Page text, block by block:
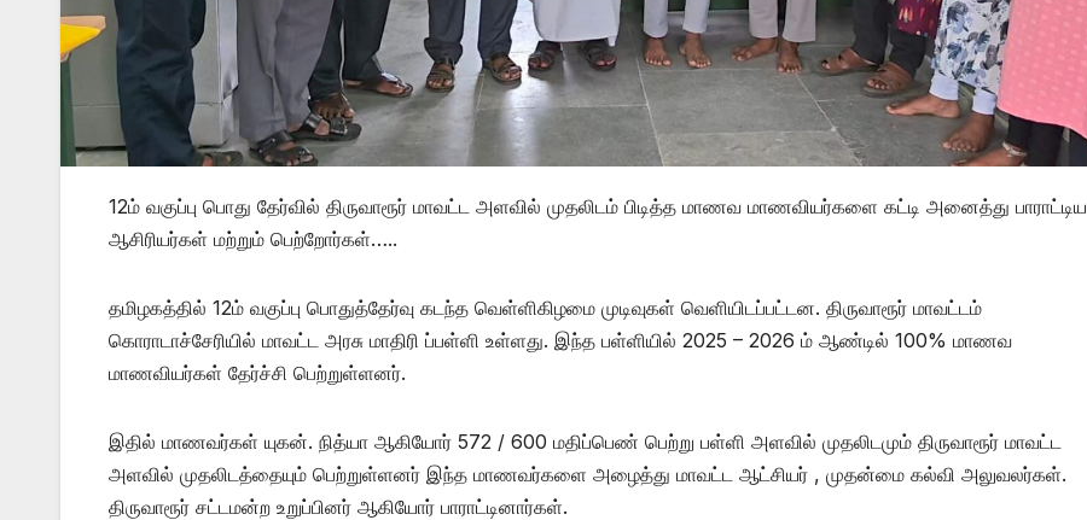
12ம் வகுப்பு பொது தேர்வில் திருவாரூர் மாவட்ட அளவில் முதலிடம் பிடித்த மாணவ மாணவியர்களை கட்டி அனைத்து பாராட்டிய
ஆசிரியர்கள் மற்றும் பெற்றோர்கள்…..
தமிழகத்தில் 12ம் வகுப்பு பொதுத்தேர்வு கடந்த வெள்ளிகிழமை முடிவுகள் வெளியிடப்பட்டன. திருவாரூர் மாவட்டம்
கொராடாச்சேரியில் மாவட்ட அரசு மாதிரி ப்பள்ளி உள்ளது. இந்த பள்ளியில் 2025 – 2026 ம் ஆண்டில் 100% மாணவ
மாணவியர்கள் தேர்ச்சி பெற்றுள்ளனர்.
இதில் மாணவர்கள் யுகன். நித்யா ஆகியோர் 572 / 600 மதிப்பெண் பெற்று பள்ளி அளவில் முதலிடமும் திருவாரூர் மாவட்ட
அளவில் முதலிடத்தையும் பெற்றுள்ளனர் இந்த மாணவர்களை அழைத்து மாவட்ட ஆட்சியர் , முதன்மை கல்வி அலுவலர்கள்.
திருவாரூர் சட்டமன்ற உறுப்பினர் ஆகியோர் பாராட்டினார்கள்.